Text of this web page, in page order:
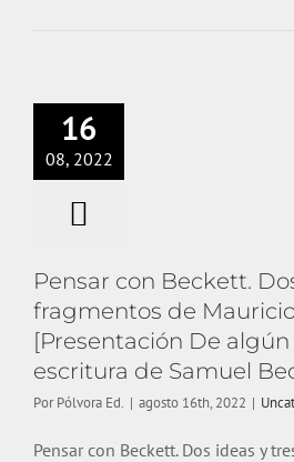
16
08, 2022
Pensar con Beckett.
fragmentos de
[Presentación De
escritura de Samuel
PorPólvora Ed. | agosto 16th, 2022 |
Pensar con Beckett. Dos ideas y